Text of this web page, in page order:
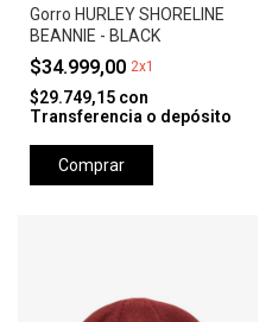
Gorro HURLEY SHORELINE
BEANNIE - BLACK
$34.999,00 2x1
$29.749,15 con
Transferencia o depósito
Comprar